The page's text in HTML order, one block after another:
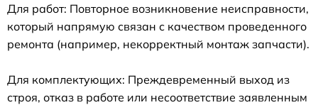
Для работ: Повторное возникновение неисправности,
который напрямую связан с качеством проведенного
ремонта (например, некорректный монтаж запчасти).
Для комплектующих: Преждевременный выход из
строя, отказ в работе или несоответствие заявленным